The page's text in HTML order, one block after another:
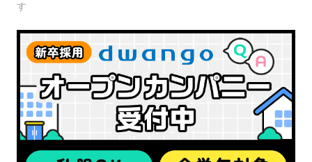
す